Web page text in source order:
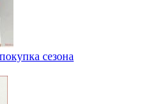
сезона